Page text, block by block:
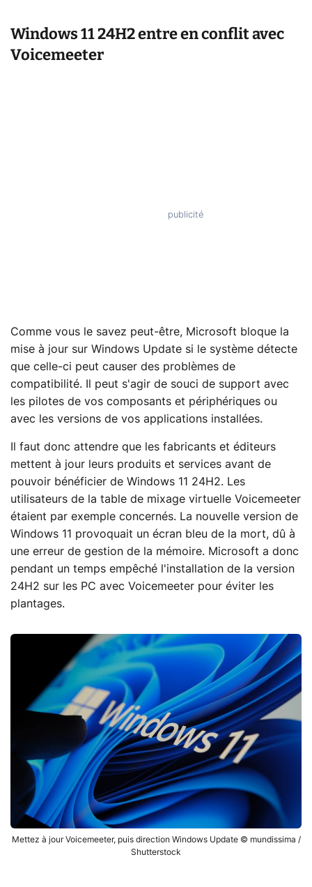
Windows 11 24H2 entre en conflit avec
Voicemeeter
Comme vous le savez peut-être, Microsoft bloque la
mise à jour sur Windows Update si le système détecte
que celle-ci peut causer des problèmes de
compatibilité. Il peut s'agir de souci de support avec
les pilotes de vos composants et périphériques ou
avec les versions de vos applications installées.
Il faut donc attendre que les fabricants et éditeurs
mettent à jour leurs produits et services avant de
pouvoir bénéficier de Windows 11 24H2. Les
utilisateurs de la table de mixage virtuelle Voicemeeter
étaient par exemple concernés. La nouvelle version de
Windows 11 provoquait un écran bleu de la mort, dû à
une erreur de gestion de la mémoire. Microsoft a donc
pendant un temps empêché l'installation de la version
24H2 sur les PC avec Voicemeeter pour éviter les
plantages.
Mettez à jour Voicemeeter, puis direction Windows Update © mundissima /
Shutterstock